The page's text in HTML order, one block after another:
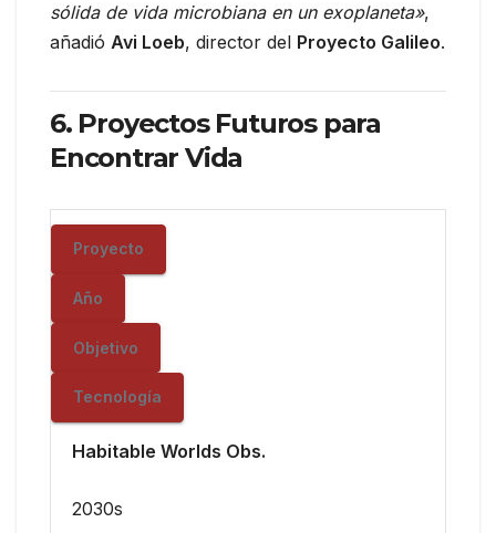
sólida de vida microbiana en un exoplaneta»,
añadió Avi Loeb, director del Proyecto Galileo.
6. Proyectos Futuros para
Encontrar Vida
Proyecto
Año
Objetivo
Tecnología
Habitable Worlds Obs.
2030s